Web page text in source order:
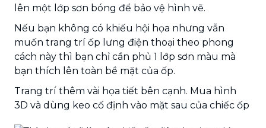
lên một lớp sơn bóng để bảo vệ hình vẽ.
Nếu bạn không có khiếu hội họa nhưng vẫn
muốn trang trí ốp lưng điện thoại theo phong
cách này thì bạn chỉ cần phủ 1 lớp sơn màu mà
bạn thích lên toàn bề mặt của ốp.
Trang trí thêm vài họa tiết bên cạnh. Mua hình
3D và dùng keo cố định vào mặt sau của chiếc ốp